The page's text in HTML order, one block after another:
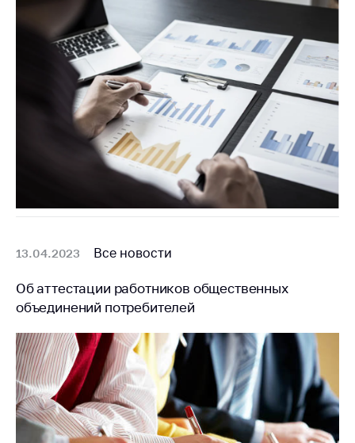
13.04.2023 Все новости
Об аттестации работников общественных
объединений потребителей